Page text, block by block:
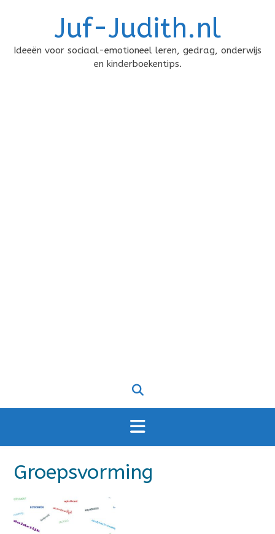
Juf-Judith.nl
Ideeën voor sociaal-emotioneel leren, gedrag, onderwijs
en kinderboekentips.
Groepsvorming